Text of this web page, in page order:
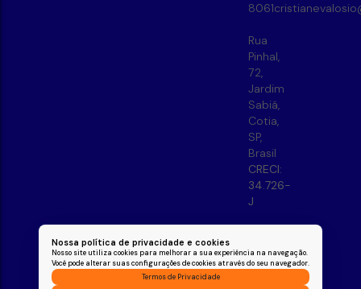
Nossa política de privacidade e cookies
Nosso site utiliza cookies para melhorar a sua experiência na navegação.
Você pode alterar suas configurações de cookies através do seu navegador.
Termos de Privacidade
8061
Rua
Pinhal,
72,
Jardim
Sabiá,
Cotia,
SP,
Brasil
CRECI:
34.726-
J